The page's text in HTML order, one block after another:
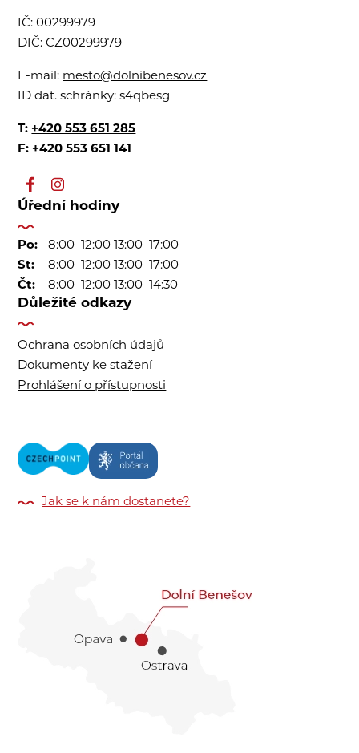
IČ:00299979
DIČ:CZ00299979
E-mail: mesto@dolnibenesov.cz
ID dat. schránky:s4qbesg
T: +420 553 651 285
F: +420 553 651 141
Úřední hodiny
Po:
8:00–12:00 13:00–17:00
St:
8:00–12:00 13:00–17:00
Čt:
8:00–12:00 13:00–14:30
Důležité odkazy
Ochrana osobních údajů
Dokumenty ke stažení
Prohlášení o přístupnosti
Jak se k nám dostanete?